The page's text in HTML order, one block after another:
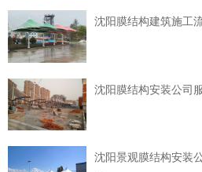
沈阳膜结构建筑施工
沈阳膜结构安装公司
沈阳景观膜结构安装